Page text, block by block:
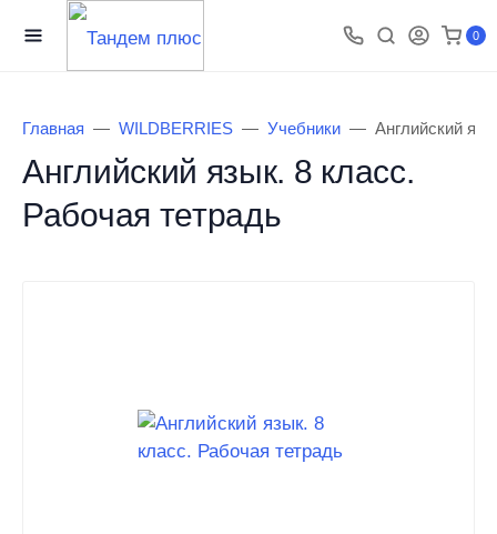
0
Главная WILDBERRIES Учебники Английский
Английский язык. 8 класс.
Рабочая тетрадь